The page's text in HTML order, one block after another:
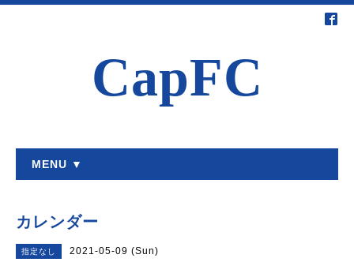
CapFC
MENU ▼
カレンダー
指定なし 2021-05-09 (Sun)